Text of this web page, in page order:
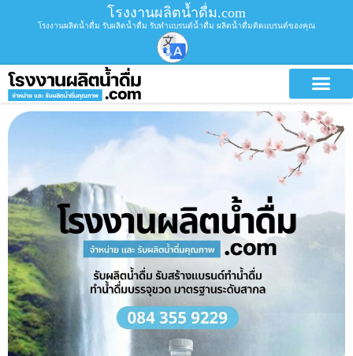
โรงงานผลิตน้ำดื่ม.com
โรงงานผลิตน้ำดื่ม รับผลิตน้ำดื่ม รับทำแบรนด์น้ำดื่ม ผลิตน้ำดื่มติดแบรนด์ของคุณ